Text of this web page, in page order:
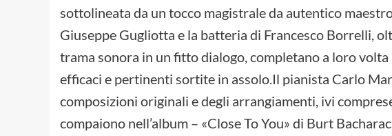
sottolineata da un tocco magistrale da autentico
Giuseppe Gugliotta e la batteria di Francesco Borrelli,
trama sonora in un fitto dialogo, completano a loro
efficaci e pertinenti sortite in assolo.Il pianista Carlo
composizioni originali e degli arrangiamenti, ivi
compaiono nell’album – «Close To You» di Burt